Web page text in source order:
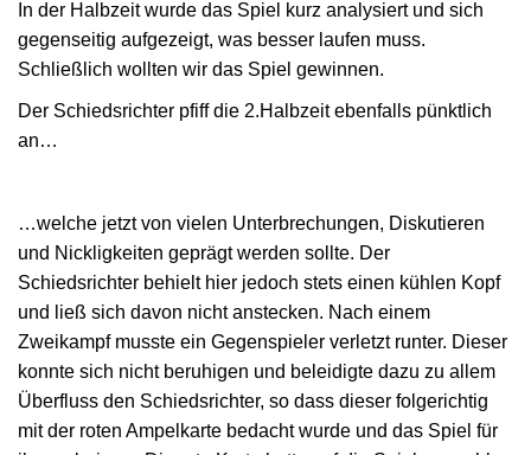
In der Halbzeit wurde das Spiel kurz analysiert und sich
gegenseitig aufgezeigt, was besser laufen muss.
Schließlich wollten wir das Spiel gewinnen.
Der Schiedsrichter pfiff die 2.Halbzeit ebenfalls pünktlich
an…
…welche jetzt von vielen Unterbrechungen, Diskutieren
und Nickligkeiten geprägt werden sollte. Der
Schiedsrichter behielt hier jedoch stets einen kühlen Kopf
und ließ sich davon nicht anstecken. Nach einem
Zweikampf musste ein Gegenspieler verletzt runter. Dieser
konnte sich nicht beruhigen und beleidigte dazu zu allem
Überfluss den Schiedsrichter, so dass dieser folgerichtig
mit der roten Ampelkarte bedacht wurde und das Spiel für